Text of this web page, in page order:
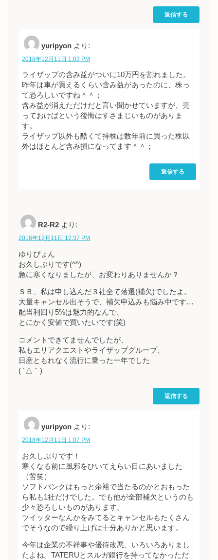
返信する
yuripyon より:
2018年12月11日 1:03 PM
ライザップの含み益がついに10万円を割れました。
昨年は車が買えるくらい含み益があったのに、株っ
て恐ろしいですね＾＾；
含み益が消えただけだと言い聞かせていますが、売
っておけばという後悔はすさまじいものがありま
す。
ライザップ以外も酷くて持株は数年前に買った株以
外はほとんど含み損になってます＾＾；
返信する
R2-R2 より:
2018年12月11日 12:37 PM
ゆりぴょん
お久しぶりです(^^)
急に寒くなりましたが、お変わりありませんか？
ＳＢ、私は申し込んだ３社全て落選(補欠)でしたよ。
大量キャンセル出そうで、補欠申込みも悩み中です…
配当利回り5%は魅力的なんで、
とにかく安値で買いたいです(笑)
コメントできてませんでしたが、
私もエリアクエストやライザップグループ、
日産ともれなく流行に乗った一年でした
( ´△｀)
返信する
yuripyon より:
2018年12月11日 1:07 PM
お久しぶりです！
寒くなる前に風邪をひいてえらい目にあいました
（苦笑）
ソフトバンクはもっと余裕で当たるのかとおもった
ら私も1社だけでした。でも他が全部補欠というのも
少々恐ろしいものがあります。
ツイッターなんかをみてるとキャンセルもたくさん
でそうなので繰り上げは十分ありかと思います。
今年は企業の不祥事や優待改悪、いろいろありまし
たよね。TATERUとスルガ銀行を持ってなかっただ